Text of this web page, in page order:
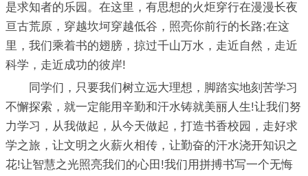
是求知者的乐园。在这里，有思想的火炬穿行在漫漫长夜
亘古荒原，穿越坎坷穿越低谷，照亮你前行的长路;在这
里，我们乘着书的翅膀，掠过千山万水，走近自然，走近
科学，走近成功的彼岸!
同学们，只要我们树立远大理想，脚踏实地刻苦学习
不懈探索，就一定能用辛勤和汗水铸就美丽人生!让我们努
力学习，从我做起，从今天做起，打造书香校园，走好求
学之旅，让文明之火薪火相传，让勤奋的汗水浇开知识之
花!让智慧之光照亮我们的心田!我们用拼搏书写一个无悔